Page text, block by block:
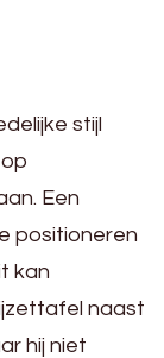
stijl
Een
positioneren
kan
naast
hij niet